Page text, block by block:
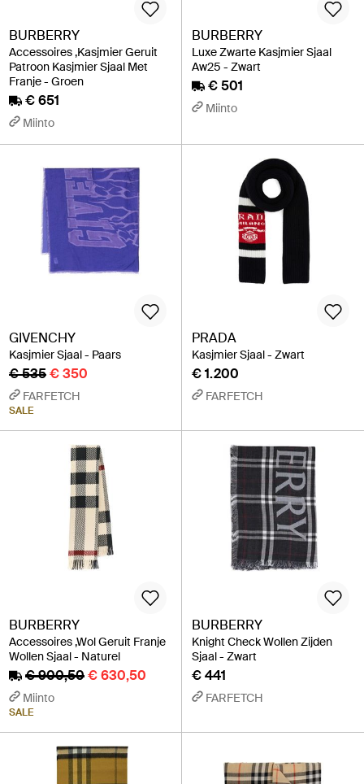
BURBERRY
Accessoires ,Kasjmier Geruit
Patroon Kasjmier Sjaal Met
Franje - Groen
€ 651
Miinto
BURBERRY
Luxe Zwarte Kasjmier Sjaal
Aw25 - Zwart
€ 501
Miinto
GIVENCHY
Kasjmier Sjaal - Paars
€ 535€ 350
FARFETCH
SALE
PRADA
Kasjmier Sjaal - Zwart
€ 1.200
FARFETCH
BURBERRY
Accessoires ,Wol Geruit Franje
Wollen Sjaal - Naturel
€ 900,50€ 630,50
Miinto
SALE
BURBERRY
Knight Check Wollen Zijden
Sjaal - Zwart
€ 441
FARFETCH